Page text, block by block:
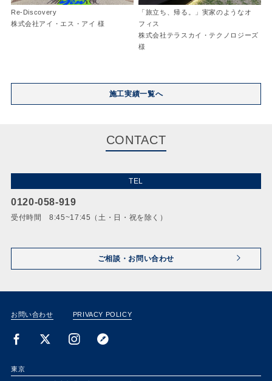
Re-Discovery
株式会社アイ・エス・アイ 様
「旅立ち、帰る。」実家のようなオ
フィス
株式会社テラスカイ・テクノロジーズ
様
施工実績一覧へ
CONTACT
TEL
0120-058-919
受付時間 8:45~17:45（土・日・祝を除く）
ご相談・お問い合わせ
お問い合わせ PRIVACY POLICY
東京